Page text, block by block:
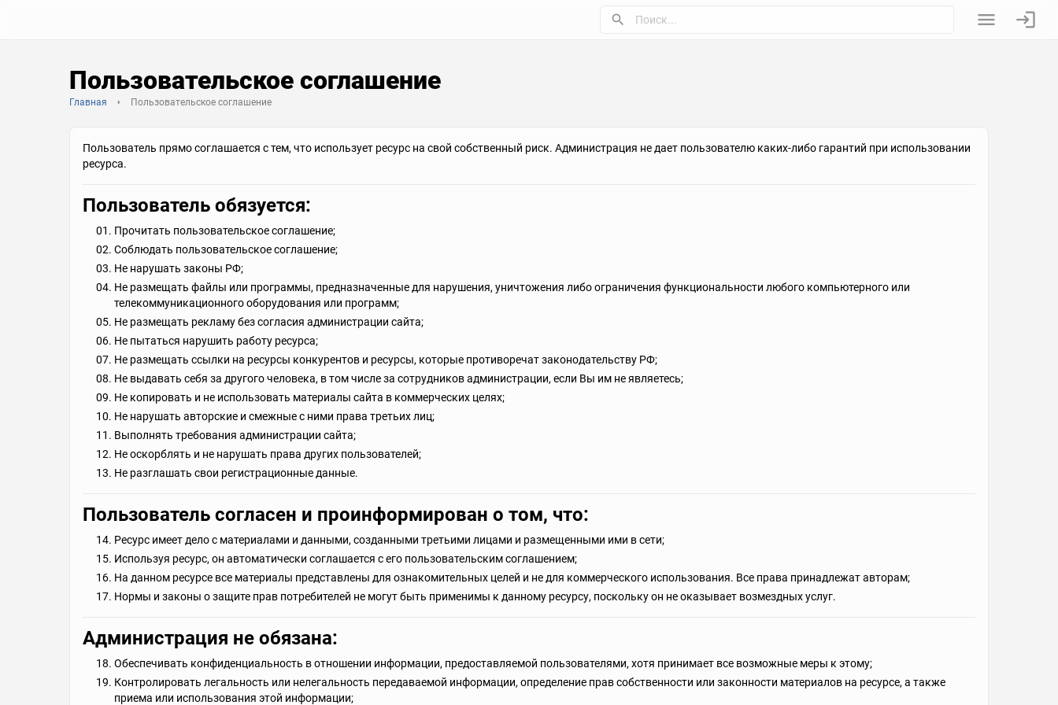
Пользовательское соглашение
Главная Пользовательское соглашение
Пользователь прямо соглашается c тем, что использует ресурс на свой собственный риск. Администрация не дает пользователю каких-либо гарантий при использовании
ресурса.
Пользователь обязуется:
Прочитать пользовательское соглашение;
Соблюдать пользовательское соглашение;
Не нарушать законы РФ;
Не размещать файлы или программы, предназначенные для нарушения, уничтожения либо ограничения функциональности любого компьютерного или
телекоммуникационного оборудования или программ;
Не размещать рекламу без согласия администрации сайта;
Не пытаться нарушить работу ресурса;
Не размещать ссылки на ресурсы конкурентов и ресурсы, которые противоречат законодательству РФ;
Не выдавать себя за другого человека, в том числе за сотрудников администрации, если Вы им не являетесь;
Не копировать и не использовать материалы сайта в коммерческих целях;
Не нарушать авторские и смежные с ними права третьих лиц;
Выполнять требования администрации сайта;
Не оскорблять и не нарушать права других пользователей;
Не разглашать свои регистрационные данные.
Пользователь согласен и проинформирован о том, что:
Ресурс имеет дело с материалами и данными, созданными третьими лицами и размещенными ими в сети;
Используя ресурс, он автоматически соглашается с его пользовательским соглашением;
На данном ресурсе все материалы представлены для ознакомительных целей и не для коммерческого использования. Все права принадлежат авторам;
Нормы и законы о защите прав потребителей не могут быть применимы к данному ресурсу, поскольку он не оказывает возмездных услуг.
Администрация не обязана:
Обеспечивать конфиденциальность в отношении информации, предоставляемой пользователями, хотя принимает все возможные меры к этому;
Контролировать легальность или нелегальность передаваемой информации, определение прав собственности или законности материалов на ресурсе, а также
приема или использования этой информации;